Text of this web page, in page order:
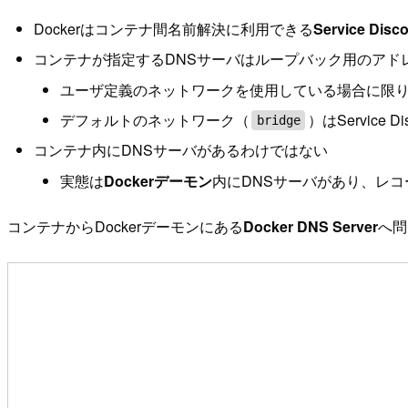
Dockerはコンテナ間名前解決に利用できるService
コンテナが指定するDNSサーバはループバック用のアド
ユーザ定義のネットワークを使用している場合に限
デフォルトのネットワーク（
bridge
）はService
コンテナ内にDNSサーバがあるわけではない
実態はDockerデーモン内にDNSサーバがあり、レ
コンテナからDockerデーモンにあるDocker DNS Serverへ